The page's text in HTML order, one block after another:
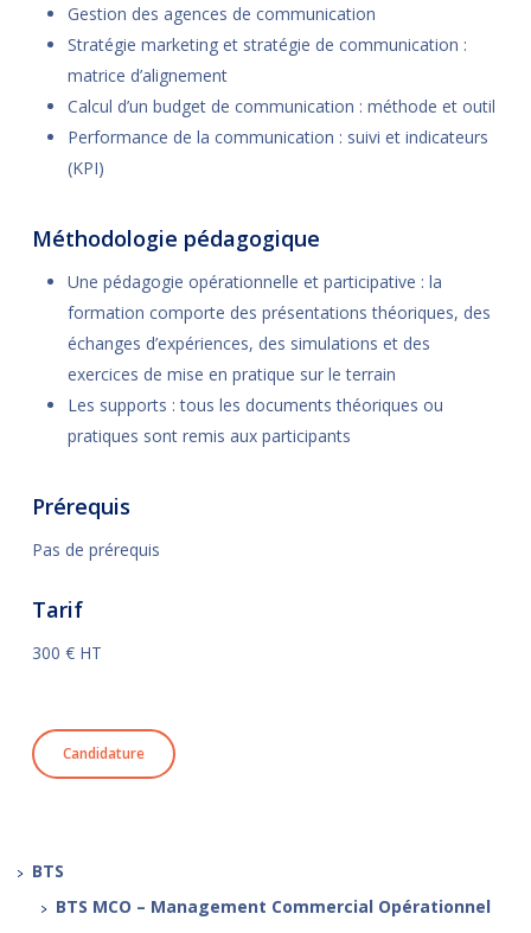
Gestion des agences de communication
Stratégie marketing et stratégie de communication :
matrice d’alignement
Calcul d’un budget de communication : méthode et outil
Performance de la communication : suivi et indicateurs
(KPI)
Méthodologie pédagogique
Une pédagogie opérationnelle et participative : la
formation comporte des présentations théoriques, des
échanges d’expériences, des simulations et des
exercices de mise en pratique sur le terrain
Les supports : tous les documents théoriques ou
pratiques sont remis aux participants
Prérequis
Pas de prérequis
Tarif
300 € HT
Candidature
BTS
BTS MCO – Management Commercial Opérationnel